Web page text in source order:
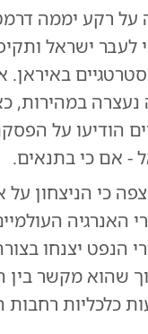
על רקע יממה
לעבר ישראל
באיראן.
נעצרה במהירות,
הודיעו על
- אם כי בתנאים.
כי הניצחון על
האנרגיה
הנפט יצנחו
שהוא מקשר בין
כלכליות רחבות